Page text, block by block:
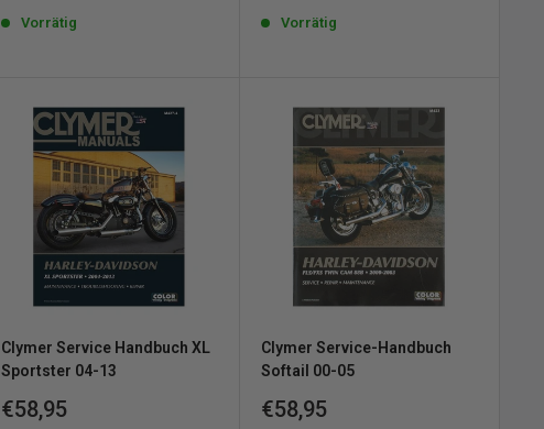
Vorrätig Vorrätig
Clymer Service Handbuch XL
Sportster 04-13
Sonderpreis
€58,95
Clymer Service-Handbuch
Softail 00-05
Sonderpreis
€58,95